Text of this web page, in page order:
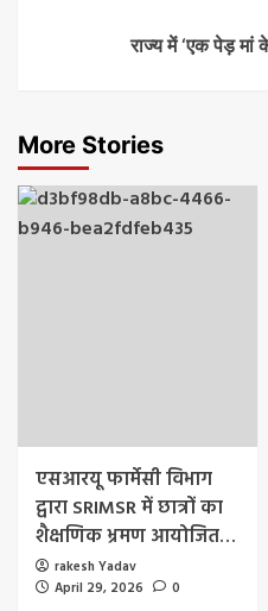
राज्य में ‘एक पेड़ मां
More Stories
एसआरयू फार्मेसी विभाग
द्वारा SRIMSR में छात्रों का
शैक्षणिक भ्रमण आयोजित…
rakesh Yadav
April 29, 2026
0